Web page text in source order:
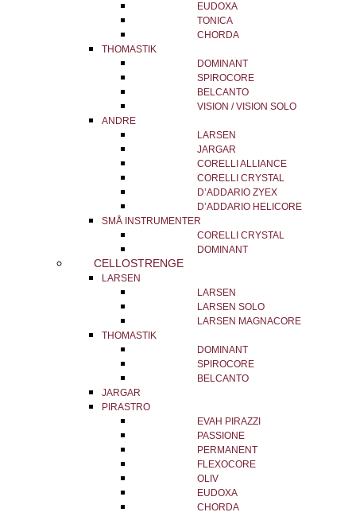
EUDOXA
TONICA
CHORDA
THOMASTIK
DOMINANT
SPIROCORE
BELCANTO
VISION / VISION SOLO
ANDRE
LARSEN
JARGAR
CORELLI ALLIANCE
CORELLI CRYSTAL
D’ADDARIO ZYEX
D’ADDARIO HELICORE
SMÅ INSTRUMENTER
CORELLI CRYSTAL
DOMINANT
CELLOSTRENGE
LARSEN
LARSEN
LARSEN SOLO
LARSEN MAGNACORE
THOMASTIK
DOMINANT
SPIROCORE
BELCANTO
JARGAR
PIRASTRO
EVAH PIRAZZI
PASSIONE
PERMANENT
FLEXOCORE
OLIV
EUDOXA
CHORDA